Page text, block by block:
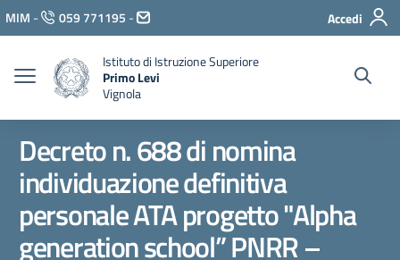
Vai ai contenuti
Vai al menu di navigazione
Vai al footer
MIM - 059 771195 - Accedi
Istituto di Istruzione Superiore
Primo Levi
Vignola
Decreto n. 688 di nomina
individuazione definitiva
personale ATA progetto "Alpha
generation school” PNRR –